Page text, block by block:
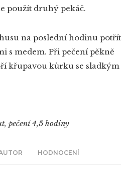
HODNOCENÍ
použít druhý pekáč.
na poslední hodinu potřít
s medem. Při pečení pěkně
křupavou kůrku se sladkým
pečení 4,5 hodiny